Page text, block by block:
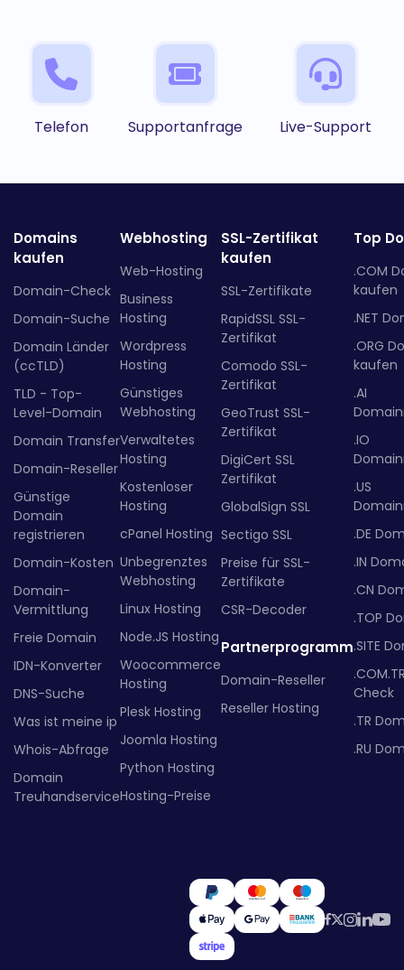
Telefon Supportanfrage Live-Support
Domains
kaufen
Domain-Check
Domain-Suche
Domain Länder
(ccTLD)
TLD - Top-
Level-Domain
Domain Transfer
Domain-Reseller
Günstige
Domain
registrieren
Domain-Kosten
Domain-
Vermittlung
Freie Domain
IDN-Konverter
DNS-Suche
Was ist meine ip
Whois-Abfrage
Domain
Treuhandservice
Webhosting
Web-Hosting
Business
Hosting
Wordpress
Hosting
Günstiges
Webhosting
Verwaltetes
Hosting
Kostenloser
Hosting
cPanel Hosting
Unbegrenztes
Webhosting
Linux Hosting
Node.JS Hosting
Woocommerce
Hosting
Plesk Hosting
Joomla Hosting
Python Hosting
Hosting-Preise
SSL-Zertifikat
kaufen
SSL-Zertifikate
RapidSSL SSL-
Zertifikat
Comodo SSL-
Zertifikat
GeoTrust SSL-
Zertifikat
DigiCert SSL
Zertifikat
GlobalSign SSL
Sectigo SSL
Preise für SSL-
Zertifikate
CSR-Decoder
Partnerprogramm
Domain-Reseller
Reseller Hosting
Top
.COM
kaufen
.NET
.ORG
kaufen
.AI
.IO
.US
.DE
.IN
.CN
.TOP
.SITE
Check
.TR
.RU